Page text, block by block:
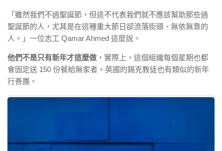
「雖然我們不過聖誕節，但這不代表我們就不應該幫助那些過
聖誕節的人，尤其是在這種重大節日卻流落街頭、無依無靠的
人。」一位志工 Qamar Ahmed 這麼說。
他們不是只有新年才這麼做 ，實際上，這個組織每個星期也都
會固定送 150 份餐給無家者。英國的錫克教徒也有類似的新年
行善團。